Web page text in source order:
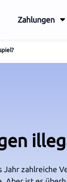
Zahlungen
Jahr zahlreiche